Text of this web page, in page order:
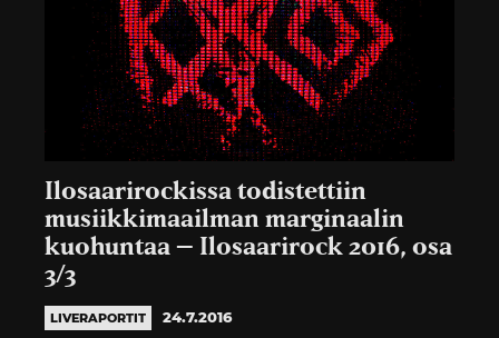
Ilosaarirockissa todistettiin
musiikkimaailman marginaalin
kuohuntaa – Ilosaarirock 2016, osa
3/3
LIVERAPORTIT 24.7.2016